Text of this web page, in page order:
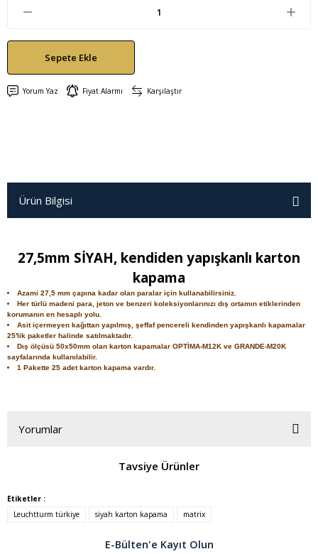
Sepete Ekle
Yorum Yaz Fiyat Alarmı Karşılaştır
Ürün Bilgisi
27,5mm SİYAH, kendiden yapışkanlı karton
kapama
Azami 27,5 mm çapına kadar olan paralar için kullanabilirsiniz.
Her türlü madeni para, jeton ve benzeri koleksiyonlarınızı dış ortamın etiklerinden
korumanın en hesaplı yolu.
Asit içermeyen kağıttan yapılmış, şeffaf pencereli kendinden yapışkanlı kapamalar
25'lik paketler halinde satılmaktadır.
Dış ölçüsü 50x50mm olan karton kapamalar OPTİMA-M12K ve GRANDE-M20K
sayfalarında kullanılabilir.
1 Pakette 25 adet karton kapama vardır.
Yorumlar
Tavsiye Ürünler
Etiketler :
Leuchtturm türkiye
siyah karton kapama matrix
E-Bülten'e Kayıt Olun